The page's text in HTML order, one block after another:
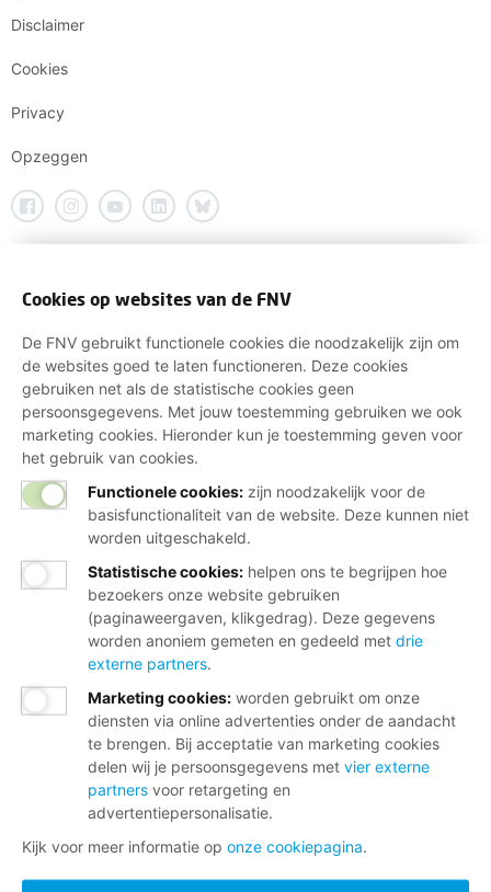
Disclaimer
Cookies
Privacy
Opzeggen
Cookies op websites van de FNV
De FNV gebruikt functionele cookies die noodzakelijk zijn om
de websites goed te laten functioneren. Deze cookies
gebruiken net als de statistische cookies geen
persoonsgegevens. Met jouw toestemming gebruiken we ook
marketing cookies. Hieronder kun je toestemming geven voor
het gebruik van cookies.
Functionele cookies: zijn noodzakelijk voor de
basisfunctionaliteit van de website. Deze kunnen niet
worden uitgeschakeld.
Statistische cookies: helpen ons te begrijpen hoe
bezoekers onze website gebruiken
(paginaweergaven, klikgedrag). Deze gegevens
worden anoniem gemeten en gedeeld met drie
externe partners.
Marketing cookies: worden gebruikt om onze
diensten via online advertenties onder de aandacht
te brengen. Bij acceptatie van marketing cookies
delen wij je persoonsgegevens met vier externe
partners voor retargeting en
advertentiepersonalisatie.
Kijk voor meer informatie op onze cookiepagina.